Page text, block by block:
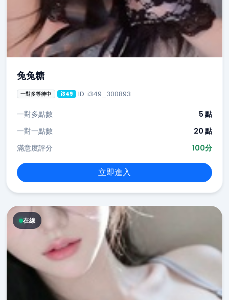
兔兔糖
一對多等待中 i349 ID: i349_300893
一對多點數
5 點
一對一點數
20 點
滿意度評分
100分
立即進入
在線